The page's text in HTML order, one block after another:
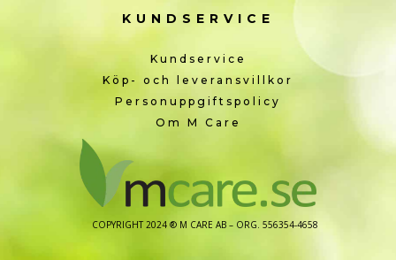
KUNDSERVICE
Kundservice
Köp- och leveransvillkor
Personuppgiftspolicy
Om M Care
COPYRIGHT 2024 ® M CARE AB – ORG. 556354-4658